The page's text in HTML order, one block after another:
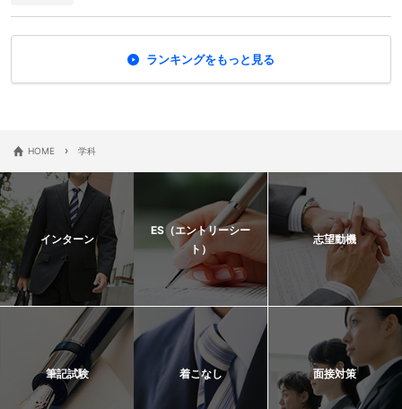
ランキングをもっと見る
HOME › 学科
インターン
ES（エントリーシー
ト）
志望動機
筆記試験 着こなし 面接対策